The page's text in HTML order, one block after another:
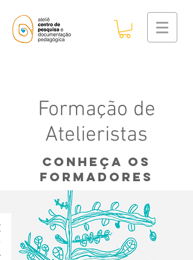
Formação de
Atelieristas
CONHEÇA OS
FOrMADORES